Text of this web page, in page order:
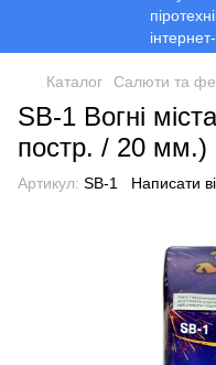
Каталог Салюти та
SB-1 Вогні
постр. / 20 мм.)
Артикул: SB-1 Написати